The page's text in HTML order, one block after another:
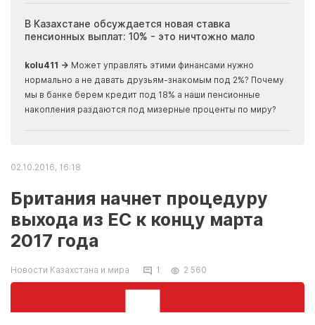
В Казахстане обсуждается новая ставка
пенсионных выплат: 10% - это ничтожно мало
kolu411 → Может управлять этими финансами нужно
нормально а не давать друзьям-знакомым под 2%? Почему
мы в банке берем кредит под 18% а наши пенсионные
накопления раздаются под мизерные проценты по миру?
02.10.2016, 16:18
Британия начнет процедуру
выхода из ЕС к концу марта
2017 года
Новости Казахстана и мира 1 2 560